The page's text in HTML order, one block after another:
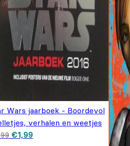
Wars jaarboek - Boordevol
verhalen en weetjes
Oorspronkelijke prijs
was: €6,99.
€1,99Huidige prijs is:
€1,99.